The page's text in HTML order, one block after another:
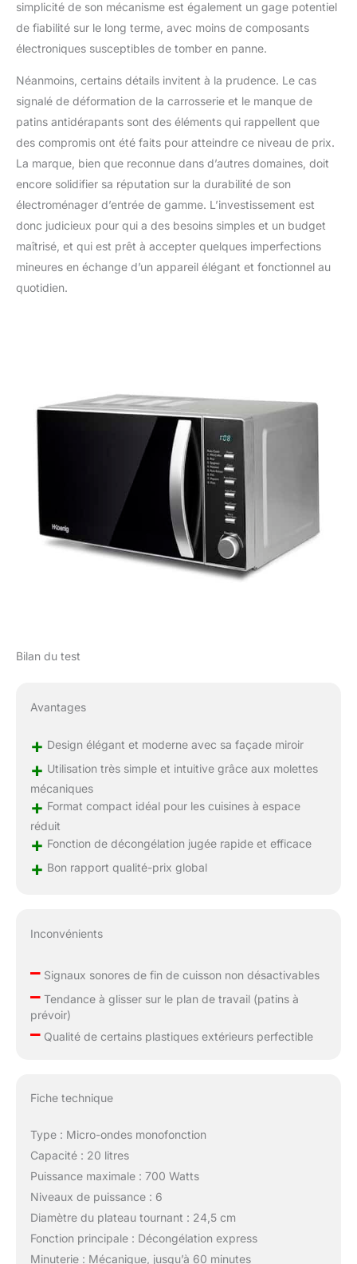
simplicité de son mécanisme est également un gage potentiel
de fiabilité sur le long terme, avec moins de composants
électroniques susceptibles de tomber en panne.
Néanmoins, certains détails invitent à la prudence. Le cas
signalé de déformation de la carrosserie et le manque de
patins antidérapants sont des éléments qui rappellent que
des compromis ont été faits pour atteindre ce niveau de prix.
La marque, bien que reconnue dans d’autres domaines, doit
encore solidifier sa réputation sur la durabilité de son
électroménager d’entrée de gamme. L’investissement est
donc judicieux pour qui a des besoins simples et un budget
maîtrisé, et qui est prêt à accepter quelques imperfections
mineures en échange d’un appareil élégant et fonctionnel au
quotidien.
Bilan du test
Avantages
+ Design élégant et moderne avec sa façade miroir
+ Utilisation très simple et intuitive grâce aux molettes
mécaniques
+ Format compact idéal pour les cuisines à espace
réduit
+ Fonction de décongélation jugée rapide et efficace
+ Bon rapport qualité-prix global
Inconvénients
–Signaux sonores de fin de cuisson non désactivables
–Tendance à glisser sur le plan de travail (patins à
prévoir)
–Qualité de certains plastiques extérieurs perfectible
Fiche technique
Type : Micro-ondes monofonction
Capacité : 20 litres
Puissance maximale : 700 Watts
Niveaux de puissance : 6
Diamètre du plateau tournant : 24,5 cm
Fonction principale : Décongélation express
Minuterie : Mécanique, jusqu’à 60 minutes